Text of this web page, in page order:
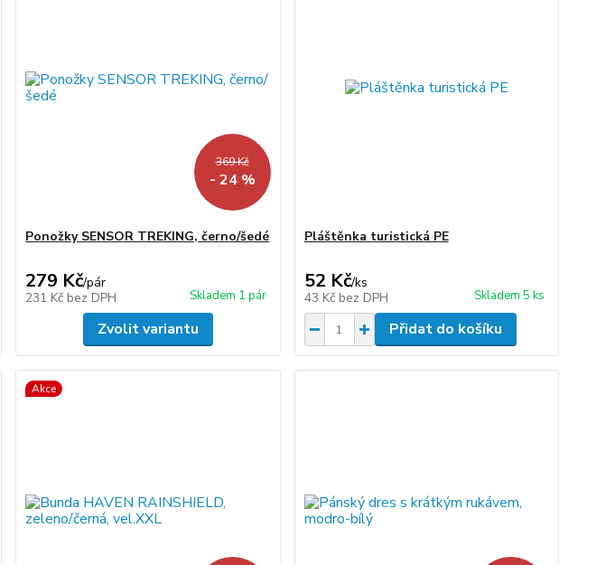
369 Kč
- 24 %
Ponožky SENSOR TREKING, černo/šedé
279 Kč/pár
231 Kč bez DPH Skladem 1 pár
Zvolit variantu
Pláštěnka turistická PE
52 Kč/ks
43 Kč bez DPH Skladem 5 ks
Přidat do košíku
Akce